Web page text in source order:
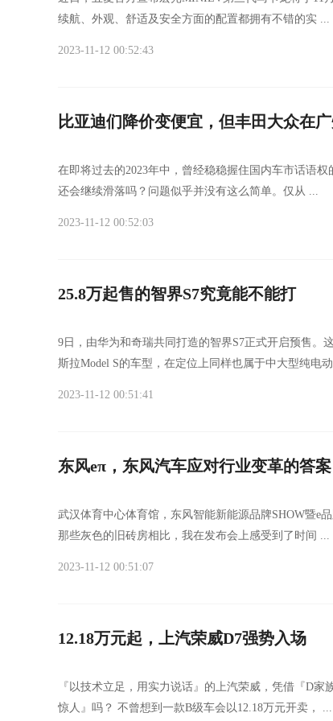
续航、外观、舒适及安全方面的配置都拥有不错的实 ...
2023-11-12 00:52:43
比亚迪们降价变便宜，但丰田大众在
在即将过去的2023年中，曾经稳稳握住国内车市话语
还会继续滑落吗？问题似乎并没有这么简单。仅从 ...
2023-11-12 00:52:03
25.8万起售的智界S7究竟能不能打
9日，由华为和奇瑞共同打造的智界S7正式开启预售。
斯拉Model S的车型，在定位上同样也属于中大型纯电动
2023-11-12 00:51:41
东风eπ，东风汽车应对行业变革的答案
武汉体育中心体育馆，东风智能新能源品牌SHOW暨e
那些灰色的旧砖房相比，我在发布会上感受到了时间 ...
2023-11-12 00:51:07
12.18万元起，上汽荣威D7强势入场
『以技术立足，用实力说话』的上汽荣威，凭借『D
惊人』吗？ 不曾想到一款B级车会以12.18万元开卖， ...